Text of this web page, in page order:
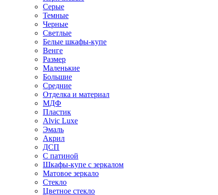
Серые
Темные
Черные
Светлые
Белые шкафы-купе
Венге
Размер
Маленькие
Большие
Средние
Отделка и материал
МДФ
Пластик
Alvic Luxe
Эмаль
Акрил
ДСП
С патиной
Шкафы-купе с зеркалом
Матовое зеркало
Стекло
Цветное стекло